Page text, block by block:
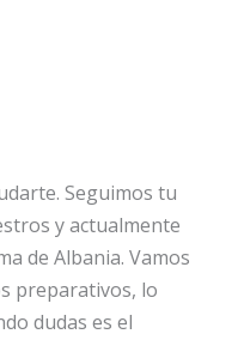
Seguimos tu
y actualmente
de Albania. Vamos
preparativos, lo
dudas es el